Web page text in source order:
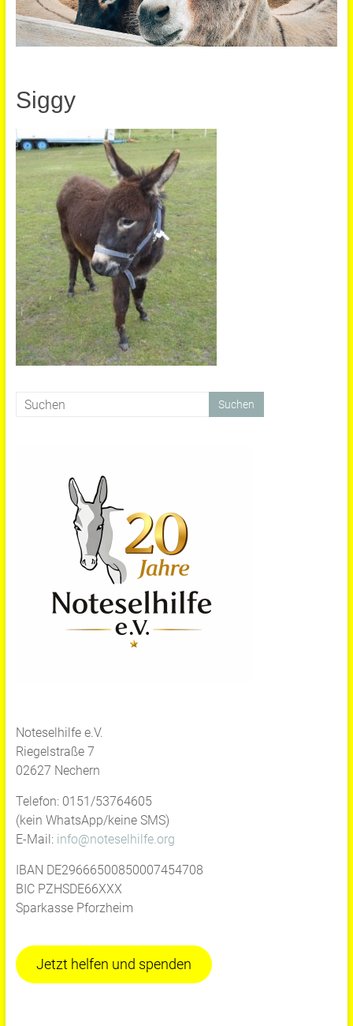
Siggy
Noteselhilfe e.V.
Riegelstraße 7
02627 Nechern
Telefon: 0151/53764605
(kein WhatsApp/keine SMS)
E-Mail: info@noteselhilfe.org
IBAN DE29666500850007454708
BIC PZHSDE66XXX
Sparkasse Pforzheim
Jetzt helfen und spenden